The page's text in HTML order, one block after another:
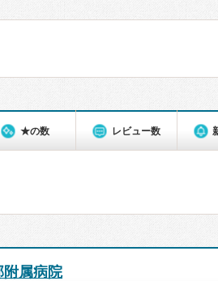
★の数 レビュー数
附属病院